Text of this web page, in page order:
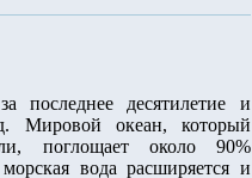
последнее десятилетие и
Мировой океан, который
поглощает около 90%
вода расширяется и